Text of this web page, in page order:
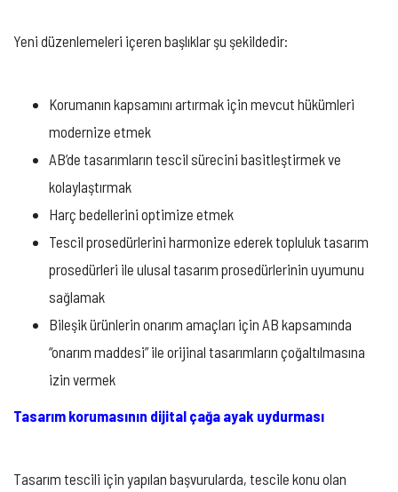
Yeni düzenlemeleri içeren başlıklar şu şekildedir:
Korumanın kapsamını artırmak için mevcut hükümleri
modernize etmek
AB’de tasarımların tescil sürecini basitleştirmek ve
kolaylaştırmak
Harç bedellerini optimize etmek
Tescil prosedürlerini harmonize ederek topluluk tasarım
prosedürleri ile ulusal tasarım prosedürlerinin uyumunu
sağlamak
Bileşik ürünlerin onarım amaçları için AB kapsamında
“onarım maddesi” ile orijinal tasarımların çoğaltılmasına
izin vermek
Tasarım korumasının dijital çağa ayak uydurması
Tasarım tescili için yapılan başvurularda, tescile konu olan